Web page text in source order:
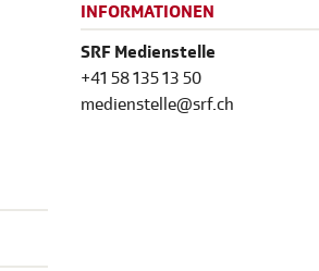
INFORMATIONEN
SRF Medienstelle
+41 58 135 13 50
medienstelle@srf.ch